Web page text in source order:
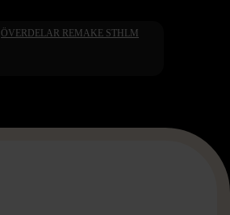
ÖVERDELAR REMAKE STHLM